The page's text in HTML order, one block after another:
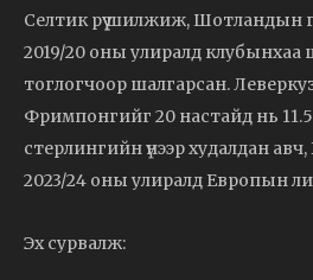
Селтик рүү шилжиж, Шотландын
2019/20 оны улиралд клубынхаа
тоглогчоор шалгарсан.
Фримпонгийг 20 настайд нь
стерлингийн үнээр худалдан авч,
2023/24 оны улиралд Европын
Эх сурвалж: